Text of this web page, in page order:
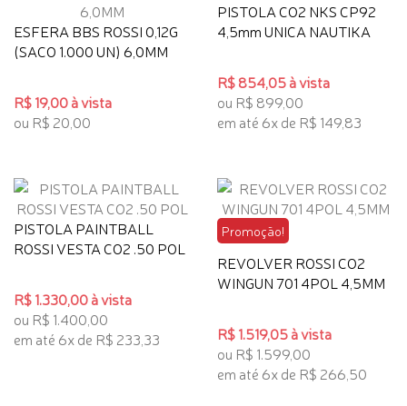
ESFERA BBS ROSSI 0,12G
(SACO 1.000 UN) 6,0MM
R$ 19,00 à vista
ou R$ 20,00
PISTOLA CO2 NKS CP92
4,5mm UNICA NAUTIKA
R$ 854,05 à vista
ou R$ 899,00
em até 6x de R$ 149,83
PISTOLA PAINTBALL
ROSSI VESTA CO2 .50 POL
R$ 1.330,00 à vista
ou R$ 1.400,00
em até 6x de R$ 233,33
Promoção!
REVOLVER ROSSI CO2
WINGUN 701 4POL 4,5MM
R$ 1.519,05 à vista
ou R$ 1.599,00
em até 6x de R$ 266,50